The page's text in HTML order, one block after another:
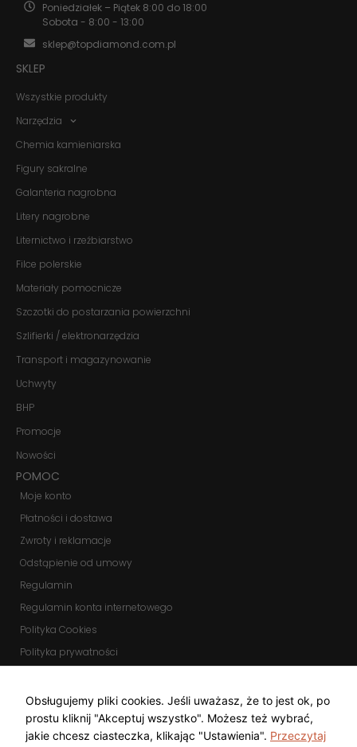
Poniedziałek – Piątek 8:00 do 18:00
Sobota - 8:00 - 13:00
sklep@topdiamond.com.pl
SKLEP
Wszystkie produkty
Narzędzia
Chemia kamieniarska
Figury sakralne
Galanteria nagrobna
Litery nagrobne
Liternictwo i rzeźbiarstwo
Filce polerskie
Materiały pomocnicze
Szczotki do postarzania powierzchni
Szlifierki / elektronarzędzia
Transport i magazynowanie
Uchwyty
BHP
Promocje
Nowości
POMOC
Moje konto
Płatności i dostawa
Zwroty i reklamacje
Odstąpienie od umowy
Regulamin
Regulamin konta internetowego
Polityka Cookies
Polityka prywatności
KOMUNIKATORY
Obsługujemy pliki cookies. Jeśli uważasz, że to jest ok, po
prostu kliknij "Akceptuj wszystko". Możesz też wybrać,
jakie chcesz ciasteczka, klikając "Ustawienia". Przeczytaj